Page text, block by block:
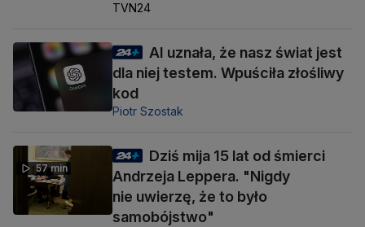
TVN24
AI uznała, że nasz świat jest
dla niej testem. Wpuściła złośliwy
kod
Piotr Szostak
57 min
Dziś mija 15 lat od śmierci
Andrzeja Leppera. "Nigdy
nie uwierzę, że to było
samobójstwo"